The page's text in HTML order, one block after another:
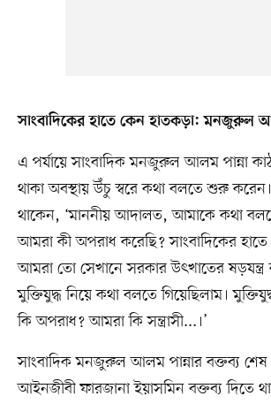
সাংবাদিকের হাতে কেন হাতকড়া: মনজুরুল
এ পর্যায়ে সাংবাদিক মনজুরুল আলম পান্না
থাকা অবস্থায় উঁচু স্বরে কথা বলতে শুরু
থাকেন, ‘মাননীয় আদালত, আমাকে কথা
আমরা কী অপরাধ করেছি? সাংবাদিকের
আমরা তো সেখানে সরকার উৎখাতের ষড়যন্ত্র
মুক্তিযুদ্ধ নিয়ে কথা বলতে গিয়েছিলাম।
কি অপরাধ? আমরা কি সন্ত্রাসী...।’
সাংবাদিক মনজুরুল আলম পান্নার বক্তব্য
আইনজীবী ফারজানা ইয়াসমিন বক্তব্য দিতে